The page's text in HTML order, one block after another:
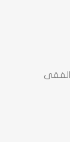
الفقى